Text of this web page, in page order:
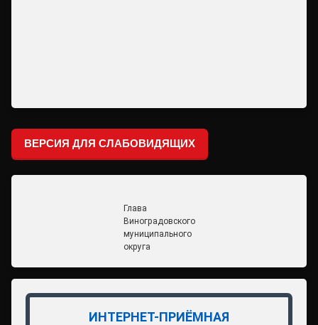
ВЕРСИЯ ДЛЯ СЛАБОВИДЯЩИХ
Глава
Виноградовского
муниципального
округа
ИНТЕРНЕТ-ПРИЁМНАЯ